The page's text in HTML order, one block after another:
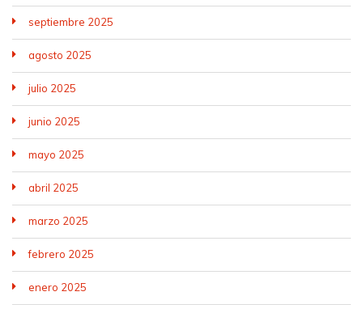
septiembre 2025
agosto 2025
julio 2025
junio 2025
mayo 2025
abril 2025
marzo 2025
febrero 2025
enero 2025